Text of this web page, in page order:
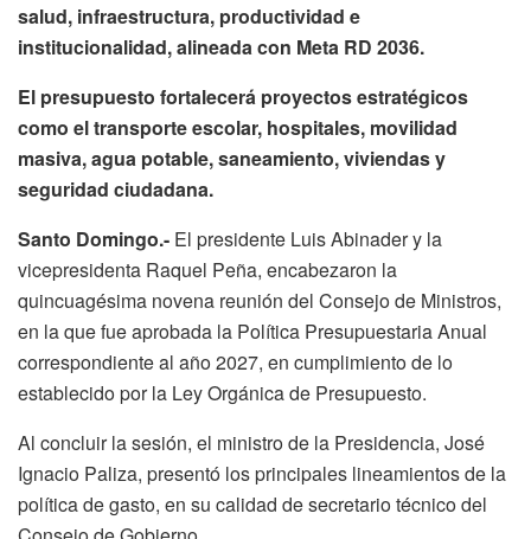
salud, infraestructura, productividad e
institucionalidad, alineada con Meta RD 2036.
El presupuesto fortalecerá proyectos estratégicos
como el transporte escolar, hospitales, movilidad
masiva, agua potable, saneamiento, viviendas y
seguridad ciudadana.
Santo Domingo.- El presidente Luis Abinader y la
vicepresidenta Raquel Peña, encabezaron la
quincuagésima novena reunión del Consejo de Ministros,
en la que fue aprobada la Política Presupuestaria Anual
correspondiente al año 2027, en cumplimiento de lo
establecido por la Ley Orgánica de Presupuesto.
Al concluir la sesión, el ministro de la Presidencia, José
Ignacio Paliza, presentó los principales lineamientos de la
política de gasto, en su calidad de secretario técnico del